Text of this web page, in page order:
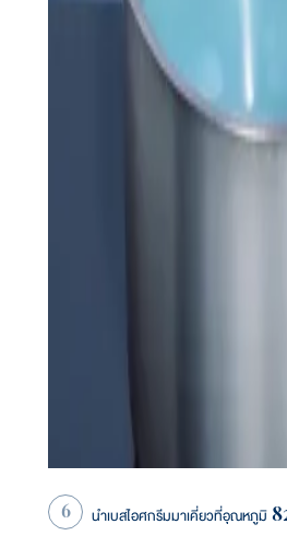
นำเบสไอศกรีมมาเคี่ยวที่อุณหภูมิ